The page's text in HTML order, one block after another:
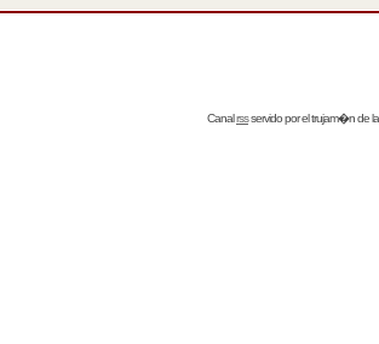
Canalrssservido por eltrujam�nde